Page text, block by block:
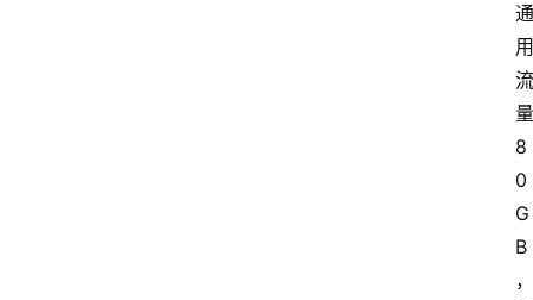
通
用
流
量
8
0
G
B
，